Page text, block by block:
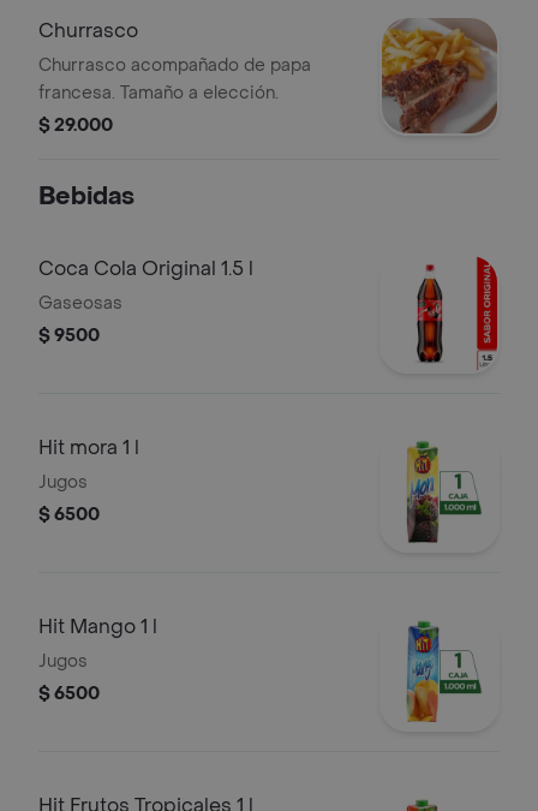
Churrasco
Churrasco acompañado de papa
francesa. Tamaño a elección.
$ 29.000
Bebidas
Coca Cola Original 1.5 l
Gaseosas
$ 9500
Hit mora 1 l
Jugos
$ 6500
Hit Mango 1 l
Jugos
$ 6500
Hit Frutos Tropicales 1 l